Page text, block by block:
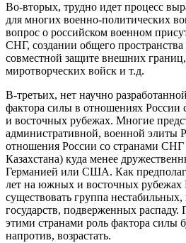
Во-вторых, трудно идет процесс
для многих военно-политических
вопрос о российском военном
СНГ, создании общего пространства
совместной защите внешних
миротворческих войск и т.д.
В-третьих, нет научно
фактора силы в отношениях
и восточных рубежах. Многие
административной, военной элиты
отношения России со странами СНГ
Казахстана) куда менее
Германией или США. Как
лет на южных и восточных рубежах
существовать группа
государств, подверженных
этими странами роль фактора силы
напротив, возрастать.